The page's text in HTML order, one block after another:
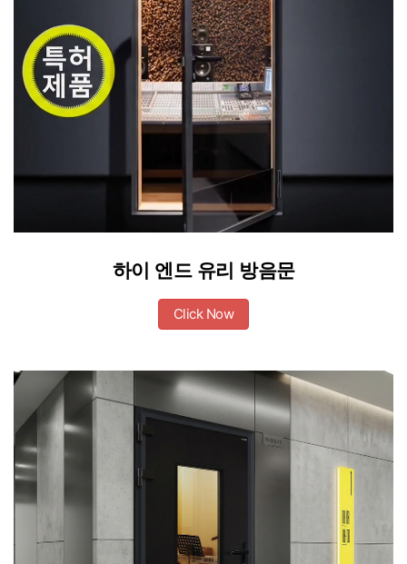
하이 엔드 유리 방음문
Click Now